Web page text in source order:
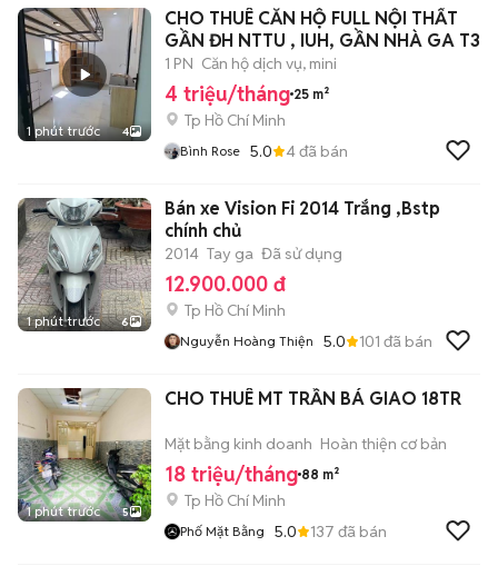
1 phút trước 4
CHO THUÊ CĂN HỘ FULL NỘI THẤT
GẦN ĐH NTTU , IUH, GẦN NHÀ GA T3
1 PN Căn hộ dịch vụ, mini
4 triệu/tháng 25 m²
Tp Hồ Chí Minh
Bình Rose 5.0 4đã bán
1 phút trước 6
Bán xe Vision Fi 2014 Trắng ,Bstp
chính chủ
2014 Tay ga Đã sử dụng
12.900.000 đ
Tp Hồ Chí Minh
Nguyễn Hoàng Thiện 5.0 101 đã bán
1 phút trước 5
CHO THUÊ MT TRẦN BÁ GIAO 18TR
Mặt bằng kinh doanh Hoàn thiện cơ bản
18 triệu/tháng 88 m²
Tp Hồ Chí Minh
Phố Mặt Bằng 5.0 137 đã bán